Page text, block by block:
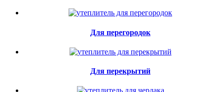
Для перегородок
Для перекрытий